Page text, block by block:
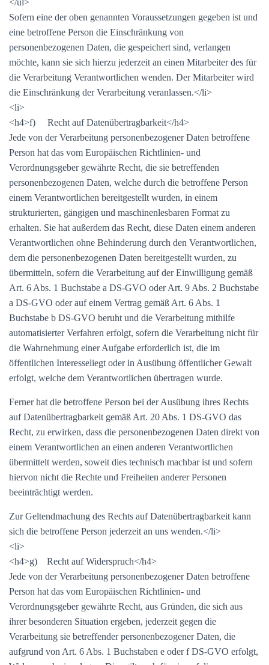
</ul>
Sofern eine der oben genannten Voraussetzungen gegeben ist und
eine betroffene Person die Einschränkung von
personenbezogenen Daten, die gespeichert sind, verlangen
möchte, kann sie sich hierzu jederzeit an einen Mitarbeiter des für
die Verarbeitung Verantwortlichen wenden. Der Mitarbeiter wird
die Einschränkung der Verarbeitung veranlassen.</li>
<li>
<h4>f) Recht auf Datenübertragbarkeit</h4>
Jede von der Verarbeitung personenbezogener Daten betroffene
Person hat das vom Europäischen Richtlinien- und
Verordnungsgeber gewährte Recht, die sie betreffenden
personenbezogenen Daten, welche durch die betroffene Person
einem Verantwortlichen bereitgestellt wurden, in einem
strukturierten, gängigen und maschinenlesbaren Format zu
erhalten. Sie hat außerdem das Recht, diese Daten einem anderen
Verantwortlichen ohne Behinderung durch den Verantwortlichen,
dem die personenbezogenen Daten bereitgestellt wurden, zu
übermitteln, sofern die Verarbeitung auf der Einwilligung gemäß
Art. 6 Abs. 1 Buchstabe a DS-GVO oder Art. 9 Abs. 2 Buchstabe
a DS-GVO oder auf einem Vertrag gemäß Art. 6 Abs. 1
Buchstabe b DS-GVO beruht und die Verarbeitung mithilfe
automatisierter Verfahren erfolgt, sofern die Verarbeitung nicht für
die Wahrnehmung einer Aufgabe erforderlich ist, die im
öffentlichen Interesseliegt oder in Ausübung öffentlicher Gewalt
erfolgt, welche dem Verantwortlichen übertragen wurde.
Ferner hat die betroffene Person bei der Ausübung ihres Rechts
auf Datenübertragbarkeit gemäß Art. 20 Abs. 1 DS-GVO das
Recht, zu erwirken, dass die personenbezogenen Daten direkt von
einem Verantwortlichen an einen anderen Verantwortlichen
übermittelt werden, soweit dies technisch machbar ist und sofern
hiervon nicht die Rechte und Freiheiten anderer Personen
beeinträchtigt werden.
Zur Geltendmachung des Rechts auf Datenübertragbarkeit kann
sich die betroffene Person jederzeit an uns wenden.</li>
<li>
<h4>g) Recht auf Widerspruch</h4>
Jede von der Verarbeitung personenbezogener Daten betroffene
Person hat das vom Europäischen Richtlinien- und
Verordnungsgeber gewährte Recht, aus Gründen, die sich aus
ihrer besonderen Situation ergeben, jederzeit gegen die
Verarbeitung sie betreffender personenbezogener Daten, die
aufgrund von Art. 6 Abs. 1 Buchstaben e oder f DS-GVO erfolgt,